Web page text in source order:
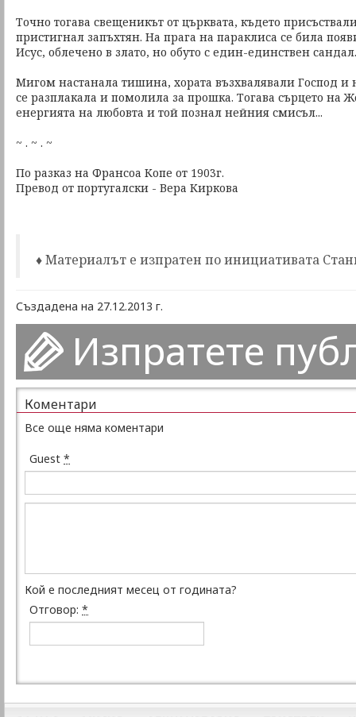
Точно тогава свещеникът от църквата, където
пристигнал запъхтян. На прага на параклиса се била
Исус, облечено в злато, но обуто с един-единствен сандал.
Мигом настанала тишина, хората възхвалявали Господ и
се разплакала и помолила за прошка. Тогава сърцето на
енергията на любовта и той познал нейния смисъл...
~ . ~ . ~
По разказ на Франсоа Копе от 1903г.
Превод от португалски - Вера Киркова
♦ Материалът е изпратен по инициативата
Създадена на 27.12.2013 г.
Изпратете
Коментари
Все още няма коментари
Guest *
Кой е последният месец от годината?
Отговор: *